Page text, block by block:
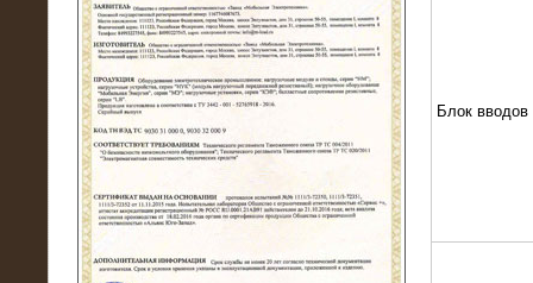
22.05.2016
Нагрузочный модуль в контейнере
10 МВт (0,4 кВ - напряжение)
Блок вводов